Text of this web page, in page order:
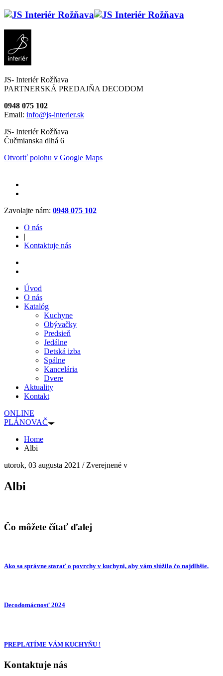
JS- Interiér Rožňava
PARTNERSKÁ PREDAJŇA DECODOM
0948 075 102
Email: info@js-interier.sk
JS- Interiér Rožňava
Čučmianska dlhá 6
Otvoriť polohu v Google Maps
Zavolajte nám: 0948 075 102
O nás
|
Kontaktuje nás
Úvod
O nás
Katalóg
Kuchyne
Obývačky
Predsieň
Jedálne
Detská izba
Spálne
Kancelária
Dvere
Aktuality
Kontakt
ONLINE
PLÁNOVAČ
Home
Albi
utorok, 03 augusta 2021 /Zverejnené v
Albi
Čo môžete čítať ďalej
Ako sa správne starať o povrchy v kuchyni, aby vám slúžila čo najdlhšie.
Decodomácnosť 2024
PREPLATÍME VÁM KUCHYŇU !
Kontaktuje nás